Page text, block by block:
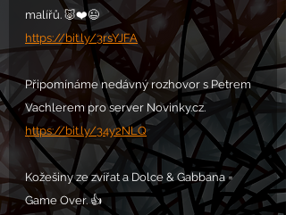
malířů. 🐷❤️😉
https://bit.ly/3rsYJFA
Připomínáme nedávný rozhovor s Petrem
Vachlerem pro server Novinky.cz.
https://bit.ly/34y2NLQ
Kožešiny ze zvířat a Dolce & Gabbana =
Game Over. 👍